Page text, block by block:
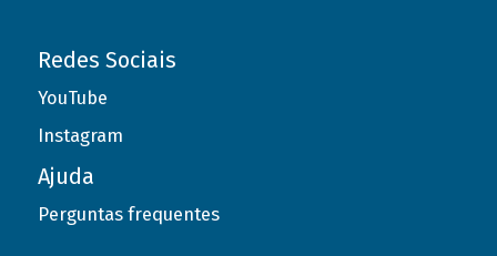
Redes Sociais
YouTube
Instagram
Ajuda
Perguntas frequentes